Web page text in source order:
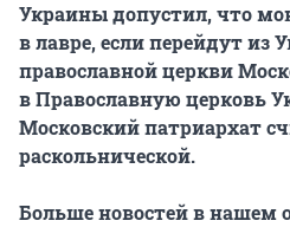
Украины допустил, что
в лавре, если перейдут из
православной церкви
в Православную церковь
Московский патриархат
раскольнической.
Больше новостей в нашем